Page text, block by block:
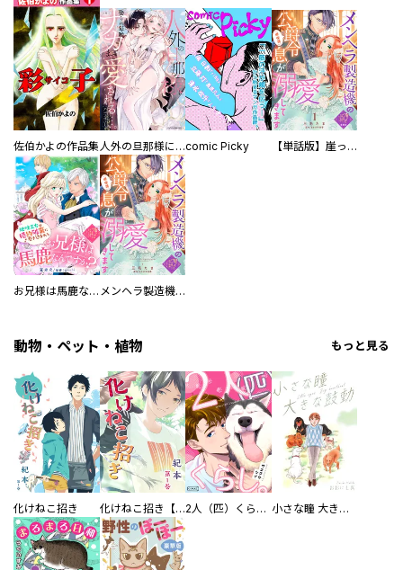
佐伯かよの作品集 人外の旦那様に娶られ毎晩ナカまで愛される…。アンソロジーcomic Picky 【単話版】崖っぷち令嬢ですが、意地と策略で幸せになります！シリーズ
お兄様は馬鹿なんですか？～地味王女は婚約破棄に巻き込まれる～ メンヘラ製造機の公爵令息（過保護）が溺愛してきます
動物・ペット・植物 もっと見る
化けねこ招き 化けねこ招き【描きおろし付合冊版】 2人（匹）くらし。 小さな瞳 大きな鼓動